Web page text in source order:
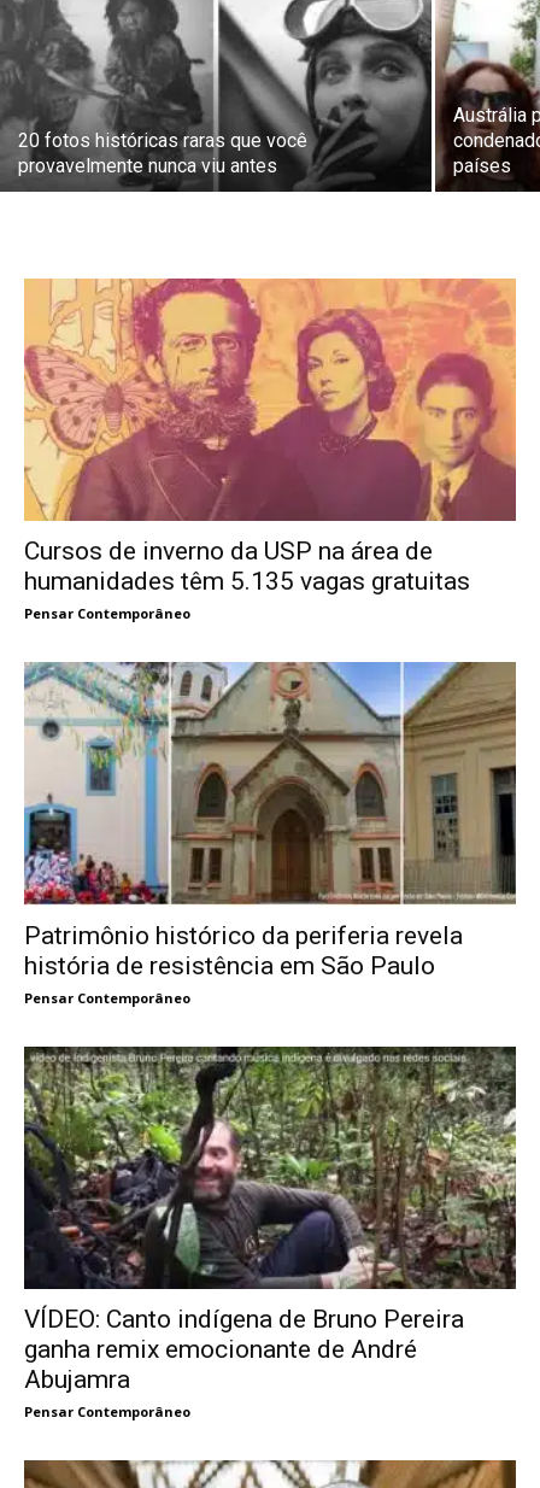
20 fotos históricas raras que você
provavelmente nunca viu antes
Austrália
países
Cursos de inverno da USP na área de
humanidades têm 5.135 vagas gratuitas
Pensar Contemporâneo
Patrimônio histórico da periferia revela
história de resistência em São Paulo
Pensar Contemporâneo
VÍDEO: Canto indígena de Bruno Pereira
ganha remix emocionante de André
Abujamra
Pensar Contemporâneo